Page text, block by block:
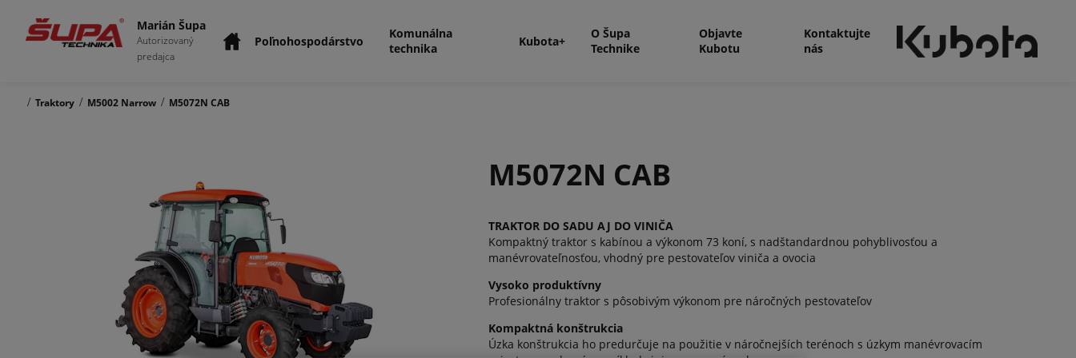
Marián Šupa
Autorizovaný
predajca
Poľnohospodárstvo
Komunálna
technika
Kubota+
O Šupa
Technike
Objavte
Kubotu
Kontaktujte
nás
/ Traktory / M5002 Narrow / M5072N CAB
M5072N CAB
TRAKTOR DO SADU AJ DO VINIČA
Kompaktný traktor s kabínou a výkonom 73 koní, s nadštandardnou pohyblivosťou a
manévrovateľnosťou, vhodný pre pestovateľov viniča a ovocia
Vysoko produktívny
Profesionálny traktor s pôsobivým výkonom pre náročných pestovateľov
Kompaktná konštrukcia
Úzka konštrukcia ho predurčuje na použitie v náročnejších terénoch s úzkym manévrovacím